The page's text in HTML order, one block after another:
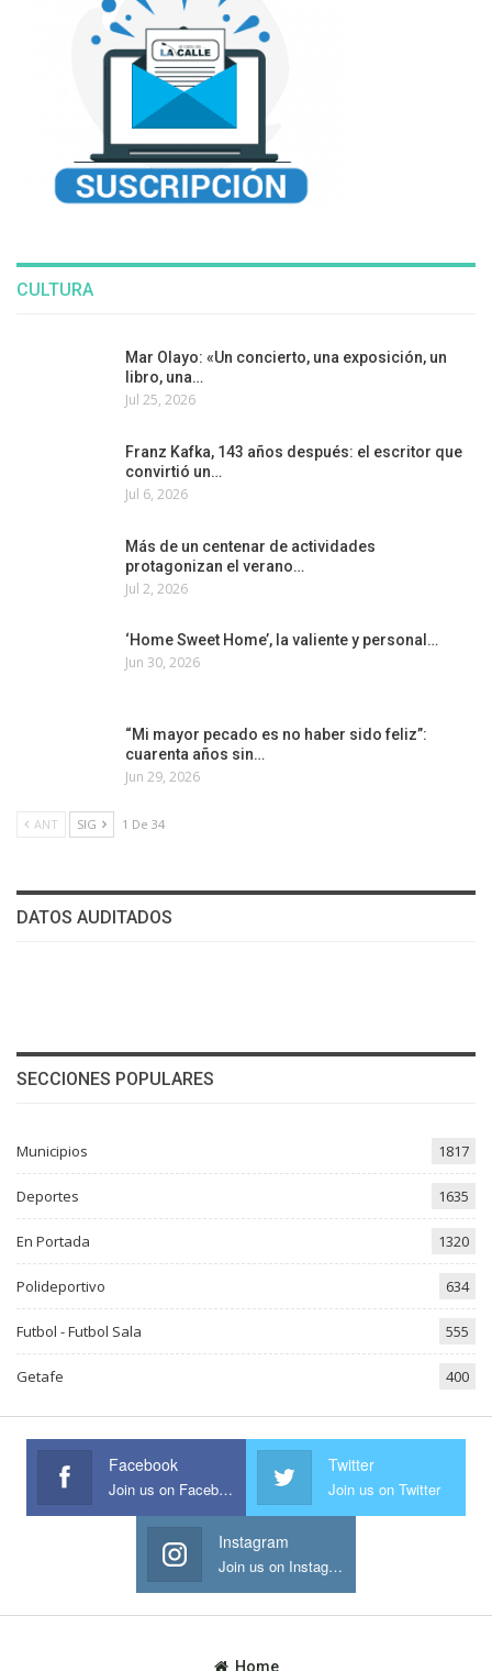
CULTURA
Mar Olayo: «Un concierto, una exposición, un
libro, una…
Jul 25, 2026
Franz Kafka, 143 años después: el escritor que
convirtió un…
Jul 6, 2026
Más de un centenar de actividades
protagonizan el verano…
Jul 2, 2026
‘Home Sweet Home’, la valiente y personal…
Jun 30, 2026
“Mi mayor pecado es no haber sido feliz”:
cuarenta años sin…
Jun 29, 2026
ANT SIG 1 De 34
DATOS AUDITADOS
SECCIONES POPULARES
Municipios 1817
Deportes 1635
En Portada 1320
Polideportivo 634
Futbol - Futbol Sala 555
Getafe 400
Facebook
Join us on Facebook
Twitter
Join us on Twitter
Instagram
Join us on Instagram
Home